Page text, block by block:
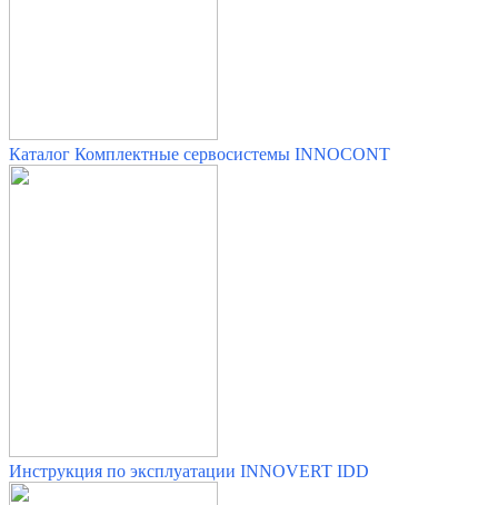
Каталог Комплектные сервосистемы INNOCONT
Инструкция по эксплуатации INNOVERT IDD